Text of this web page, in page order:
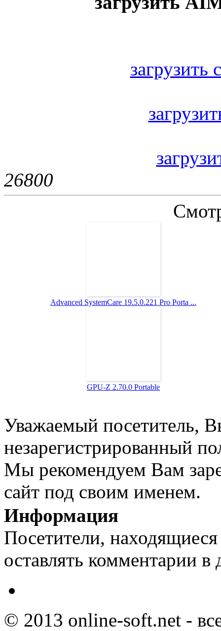
загрузить
26800
Advanced SystemCare 19.5.0.221 Pro Porta ...
GPU-Z 2.70.0 Portable
Уважаемый посетитель,
незарегистрированный
Мы рекомендуем Вам
сайт под своим именем.
Информация
Посетители,
оставлять комментарии в
© 2013 online-soft.net -